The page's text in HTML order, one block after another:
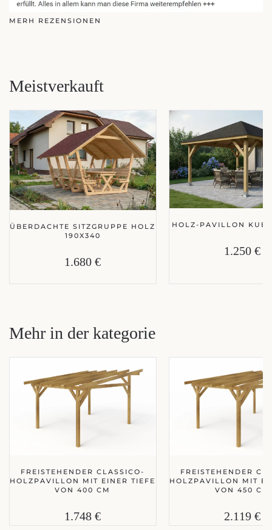
MERH REZENSIONEN
Meistverkauft
ÜBERDACHTE SITZGRUPPE HOLZ
190X340
1.680 €
HOLZ-PAVILLON
1.250 €
Mehr in der kategorie
FREISTEHENDER CLASSICO-
HOLZPAVILLON MIT EINER TIEFE
VON 400 CM
1.748 €
FREISTEHENDER
HOLZPAVILLON MIT
VON 450 CM
2.119 €